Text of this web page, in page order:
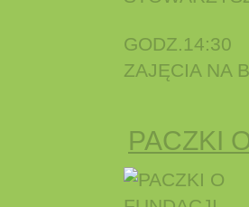
GODZ.14:30
ZAJĘCIA
PACZKI